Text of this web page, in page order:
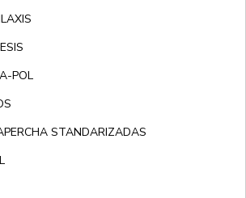
POL
STANDARIZADAS